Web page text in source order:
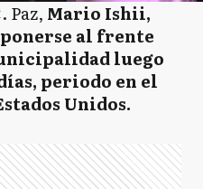
Paz, Mario Ishii,
al frente
luego
periodo en el
Unidos.